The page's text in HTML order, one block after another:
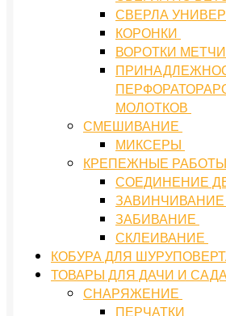
СВЕРЛА
КОРОНКИ
ВОРОТКИ
МОЛОТКОВ
СМЕШИВАНИЕ
МИКСЕРЫ
КРЕПЕЖНЫЕ РАБОТЫ
СОЕДИНЕНИЕ
ЗАВИНЧИВАНИЕ
ЗАБИВАНИЕ
СКЛЕИВАНИЕ
КОБУРА ДЛЯ
ТОВАРЫ ДЛЯ ДАЧИ И
СНАРЯЖЕНИЕ
ПЕРЧАТКИ